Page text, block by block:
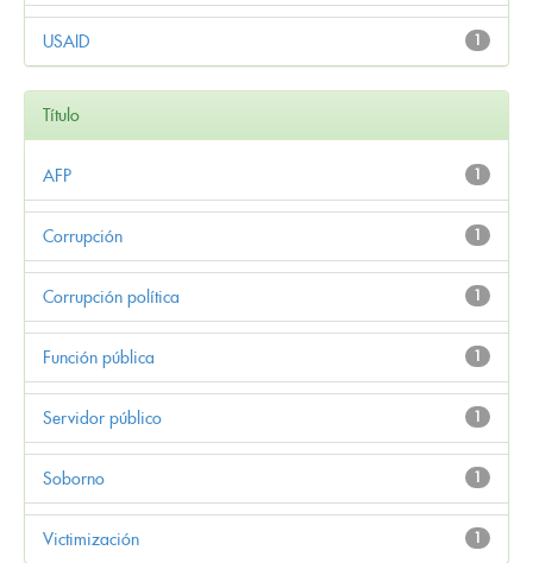
1
USAID
Título
1
AFP
1
Corrupción
1
Corrupción política
1
Función pública
1
Servidor público
1
Soborno
1
Victimización